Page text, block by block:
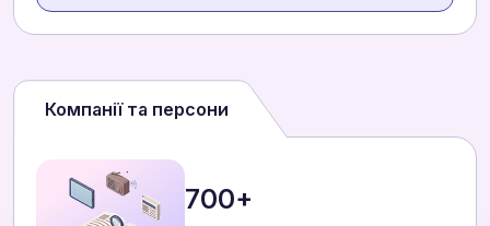
Компанії та персони
700+